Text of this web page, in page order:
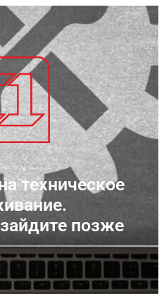
техническое
позже